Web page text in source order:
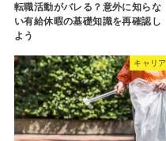
転職活動がバレる？意外に知らな
い有給休暇の基礎知識を再確認し
よう
キャリア